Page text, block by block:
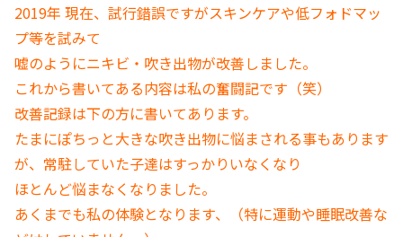
2019年 現在、試行錯誤ですがスキンケアや低フォドマッ
プ等を試みて
嘘のようにニキビ・吹き出物が改善しました。
これから書いてある内容は私の奮闘記です（笑）
改善記録は下の方に書いてあります。
たまにぽちっと大きな吹き出物に悩まされる事もあります
が、常駐していた子達はすっかりいなくなり
ほとんど悩まなくなりました。
あくまでも私の体験となります、（特に運動や睡眠改善な